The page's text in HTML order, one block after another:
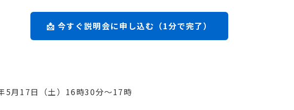
📩 今すぐ説明会に申し込む（1分で完了）
5月17日（土）16時30分〜17時